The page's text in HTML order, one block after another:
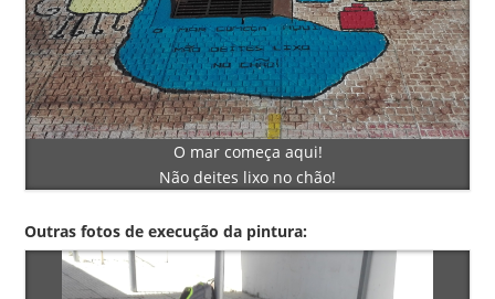
O mar começa aqui!
Não deites lixo no chão!
Outras fotos de execução da pintura: